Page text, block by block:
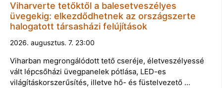
Viharverte tetőktől a balesetveszélyes
üvegekig: elkezdődhetnek az országszerte
halogatott társasházi felújítások
2026. augusztus. 7. 23:00
Viharban megrongálódott tető cseréje, életveszélyessé
vált lépcsőházi üvegpanelek pótlása, LED-es
világításkorszerűsítés, illetve hő- és füstelvezető …